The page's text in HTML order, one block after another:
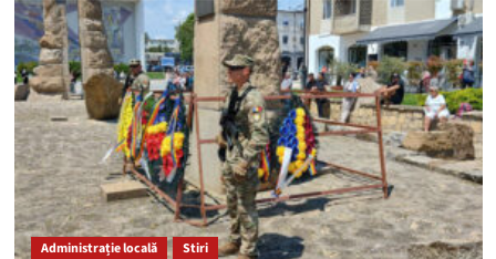
Administrație locală Stiri